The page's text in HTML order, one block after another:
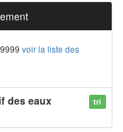
voir la liste des
des eaux
tri